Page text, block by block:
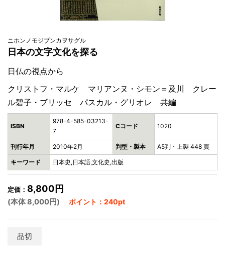
ニホンノモジブンカヲサグル
日本の文字文化を探る
日仏の視点から
クリストフ・マルケ マリアンヌ・シモン＝及川 クレー
ル碧子・ブリッセ パスカル・グリオレ 共編
ISBN
978-4-585-03213-
7
Cコード 1020
刊行年月 2010年2月 判型・製本 A5判・上製 448 頁
キーワード 日本史,日本語,文化史,出版
定価： 8,800円
(本体 8,000円) ポイント：240pt
品切